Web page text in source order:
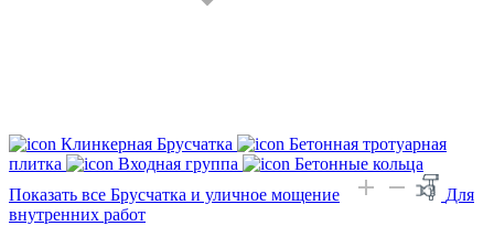
Клинкерная Брусчатка
Бетонная тротуарная
плитка
Входная группа
Бетонные кольца
Показать все Брусчатка и уличное мощение
Для
внутренних работ